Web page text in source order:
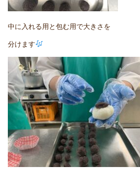
中に入れる用と包む用で大きさを
分けます